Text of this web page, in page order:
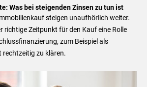
Was bei steigenden Zinsen zu tun ist
steigen unaufhörlich weiter.
richtige Zeitpunkt für den Kauf eine Rolle
zum Beispiel als
rechtzeitig zu klären.